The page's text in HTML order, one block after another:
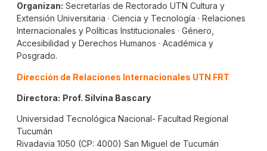
Organizan: Secretarías de Rectorado UTN Cultura y
Extensión Universitaria · Ciencia y Tecnología · Relaciones
Internacionales y Políticas Institucionales · Género,
Accesibilidad y Derechos Humanos · Académica y
Posgrado.
Dirección de Relaciones Internacionales UTN FRT
Directora: Prof. Silvina Bascary
Universidad Tecnológica Nacional- Facultad Regional
Tucumán
Rivadavia 1050 (CP: 4000) San Miguel de Tucumán